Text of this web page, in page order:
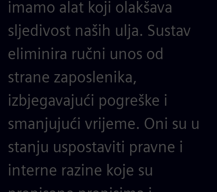
imamo alat koji olakšava
sljedivost naših ulja. Sustav
eliminira ručni unos od
strane zaposlenika,
izbjegavajući pogreške i
smanjujući vrijeme. Oni su u
stanju uspostaviti pravne i
interne razine koje su